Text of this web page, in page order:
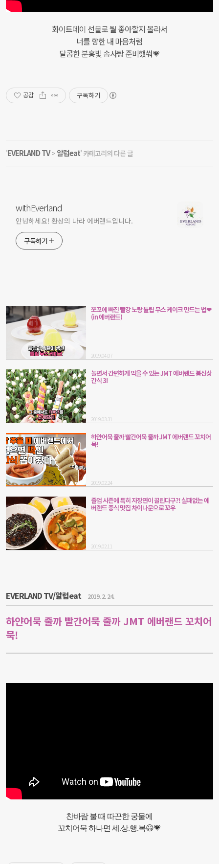
화이트데이 선물로 뭘 좋아할지 몰라서
너를 향한 내 마음처럼
달콤한 분홍빛 솜사탕 준비했쒀💗
공감 구독하기
'EVERLAND TV> 알럽eat' 카테고리의 다른 글
withEverland
안녕하세요! 환상의 나라 에버랜드입니다.
구독하기
쪼꼬에 빠진 빨강 노랑 튤립 무스 케이크 만드는 법❤
(in 에버랜드)
2019.04.07
놀면서 간편하게 먹을 수 있는 JMT 에버랜드 봄신상
간식 3!
2019.03.31
하얀어묵 줄까 빨간어묵 줄까 JMT 에버랜드 꼬치어
묵!
2019.02.24
졸업 시즌에 특히 자장면이 끌린다구?! 실패없는 에
버랜드 중식 맛집 차이나문으로 꼬우
2019.02.11
EVERLAND TV/알럽eat 2019. 2. 24.
하얀어묵 줄까 빨간어묵 줄까 JMT 에버랜드 꼬치어
묵!
찬바람 불 때 따끈한 궁물에
꼬치어묵 하나면 세.상.행.복😃💗